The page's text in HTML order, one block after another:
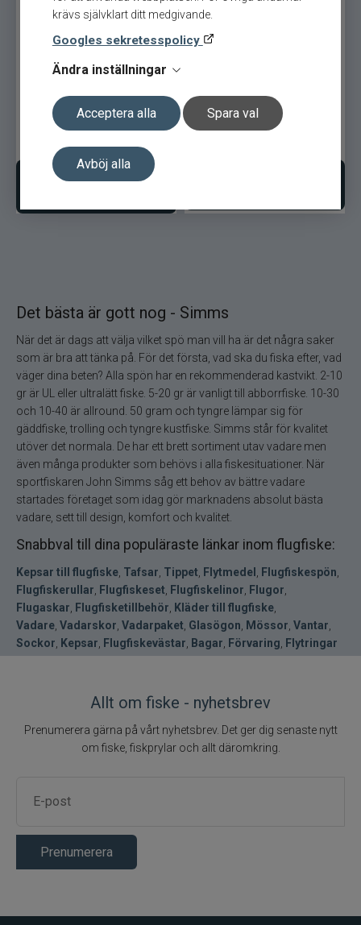
krävs självklart ditt medgivande.
Googles sekretesspolicy
Ändra inställningar
Acceptera alla Spara val
Avböj alla
Simms Confluence Hoody
L - Black
Lägg i varukorgen
Det bästa är gott nog - Simms
När det är dags att välja vilket spö man vill ha är det några saker
som är bra att tänka på. För det första, vad ska du fiska efter, vad
väger dina beten? Alla spön har en rekommenderad kastvikt. 2-10
gr är UL eller ultralätt fiske. 5-20 gr är vanligt till abborrfiske. 10-30
och 10-40 är allround. 50 gram och tyngre lämpar sig för
gäddfiske, trolling och tyngre kustfiske. Simms står för kvalitet
utöver det normala. De har ett brett sortiment utav vadare men
även många produkter som behövs i alla fiskesituationer. När
sportfiskaren John Simms såg ett behov av bättre vadare
startades företaget som idag gör marknadens absolut bästa
vadare, sett till design, komfort och kvalitet.
Snabbval till dina populäraste länkar inom flugfiske:
Kepsar till flugfiske Tafsar Tippet Flytmedel Flugfiskespön
Flugfiskerullar
Flugfiskeset Flugfiskelinor Flugor
Flugaskar
Flugfisketillbehör Kläder till flugfiske
Vadare Vadarskor Vadarpaket Glasögon Mössor Vantar
Sockor
Kepsar Flugfiskevästar Bagar Förvaring Flytringar
Allt om fiske - nyhetsbrev
Prenumerera gärna på vårt nyhetsbrev. Det ger dig senaste nytt
om fiske, fiskprylar och allt däromkring.
Prenumerera